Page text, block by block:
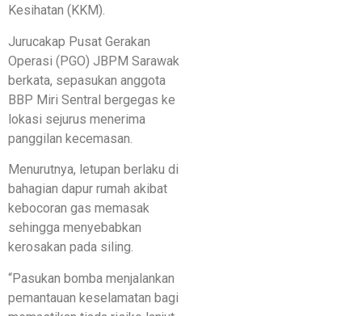
Kesihatan (KKM).
Jurucakap Pusat Gerakan
Operasi (PGO) JBPM Sarawak
berkata, sepasukan anggota
BBP Miri Sentral bergegas ke
lokasi sejurus menerima
panggilan kecemasan.
Menurutnya, letupan berlaku di
bahagian dapur rumah akibat
kebocoran gas memasak
sehingga menyebabkan
kerosakan pada siling.
“Pasukan bomba menjalankan
pemantauan keselamatan bagi